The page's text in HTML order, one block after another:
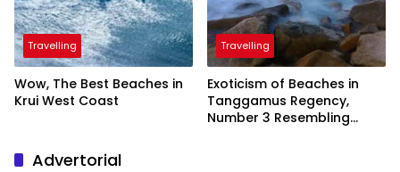
Travelling
Wow, The Best Beaches in
Krui West Coast
Travelling
Exoticism of Beaches in
Tanggamus Regency,
Number 3 Resembling
Advertorial